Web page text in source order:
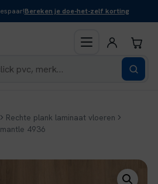
Bereken je doe-het-zelf korting
Rechte plank laminaat vloeren
4936